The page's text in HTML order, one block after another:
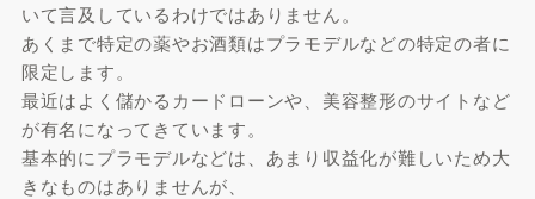
いて言及しているわけではありません。
あくまで特定の薬やお酒類はプラモデルなどの特定の者に
限定します。
最近はよく儲かるカードローンや、美容整形のサイトなど
が有名になってきています。
基本的にプラモデルなどは、あまり収益化が難しいため大
きなものはありませんが、